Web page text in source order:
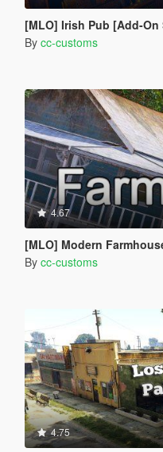
[MLO] Irish Pub [Add-On
By cc-customs
4.67
[MLO] Modern
By cc-customs
4.75